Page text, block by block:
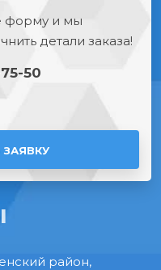
форму и мы
детали заказа!
50
район,